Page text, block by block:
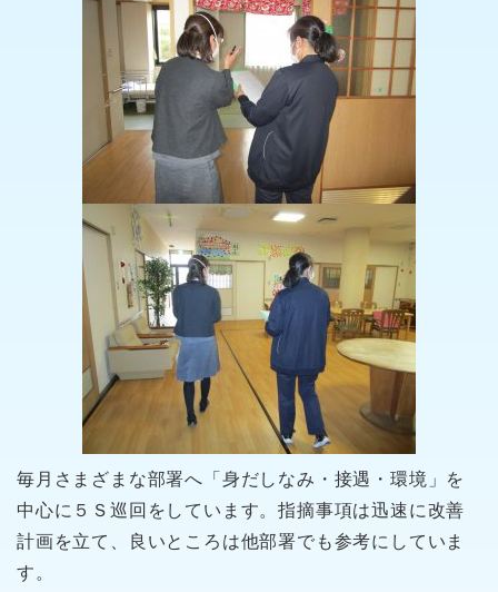
毎月さまざまな部署へ「身だしなみ・接遇・環境」を
中心に５Ｓ巡回をしています。指摘事項は迅速に改善
計画を立て、良いところは他部署でも参考にしていま
す。